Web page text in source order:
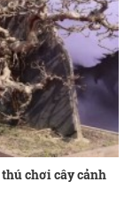
chơi cây cảnh